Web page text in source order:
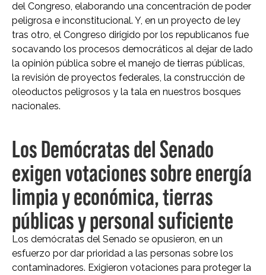
del Congreso, elaborando una concentración de poder
peligrosa e inconstitucional. Y, en un proyecto de ley
tras otro, el Congreso dirigido por los republicanos fue
socavando los procesos democráticos al dejar de lado
la opinión pública sobre el manejo de tierras públicas,
la revisión de proyectos federales, la construcción de
oleoductos peligrosos y la tala en nuestros bosques
nacionales.
Los Demócratas del Senado
exigen votaciones sobre energía
limpia y económica, tierras
públicas y personal suficiente
Los demócratas del Senado se opusieron, en un
esfuerzo por dar prioridad a las personas sobre los
contaminadores. Exigieron votaciones para proteger la